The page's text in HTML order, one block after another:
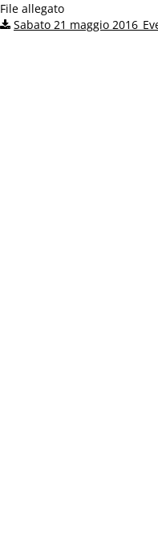
File allegato
Sabato 21 maggio